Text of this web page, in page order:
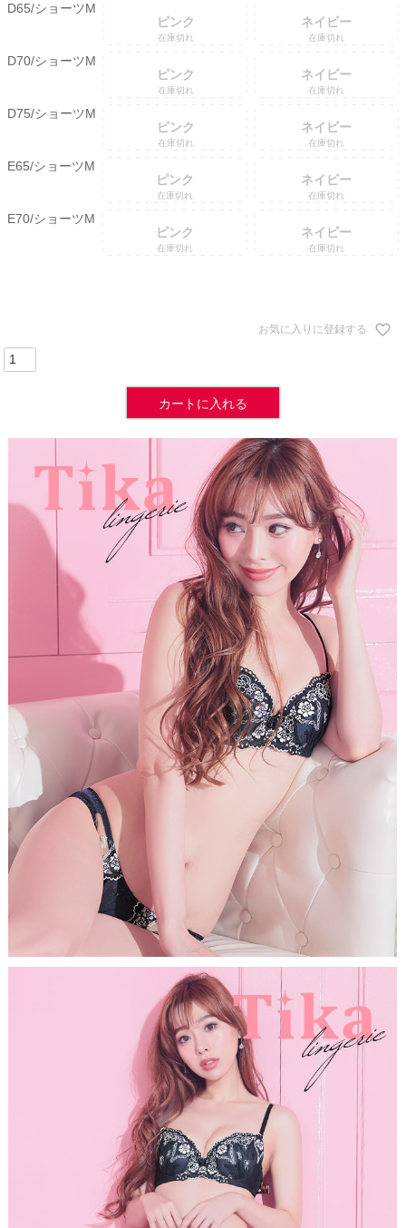
D65/ショーツM
ピンク
在庫切れ
ネイビー
在庫切れ
D70/ショーツM
ピンク
在庫切れ
ネイビー
在庫切れ
D75/ショーツM
ピンク
在庫切れ
ネイビー
在庫切れ
E65/ショーツM
ピンク
在庫切れ
ネイビー
在庫切れ
E70/ショーツM
ピンク
在庫切れ
ネイビー
在庫切れ
お気に入りに登録する
カートに入れる